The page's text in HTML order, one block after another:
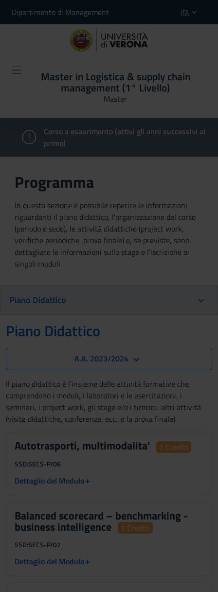
Dipartimento di Management ITA
Master in Logistica & supply chain
management (1° Livello)
Master
Corso a esaurimento (attivi gli anni successivi al
primo)
Programma
In questa sezione è possibile reperire le informazioni
riguardanti il piano didattico, l'organizzazione del corso
(periodo e sede), le attività didattiche (project work,
verifiche periodiche, prova finale) e, se previste, sono
dettagliate le informazioni sullo stage e l’iscrizione ai
singoli moduli.
Piano Didattico
Piano Didattico
A.A. 2023/2024
Il piano didattico è l’insieme delle attività formative che
comprendono i moduli, i laboratori e le esercitazioni, i
seminari, i project work, gli stage e/o i tirocini, altri attività
(visite didattiche, conferenze, ecc.. e la prova finale).
Autotrasporti, multimodalita' 1 Crediti
SSD:SECS-P/06
Dettaglio del Modulo+
Balanced scorecard – benchmarking -
business intelligence 1 Crediti
SSD:SECS-P/07
Dettaglio del Modulo+